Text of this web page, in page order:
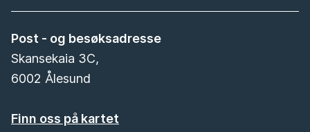
Post - og besøksadresse
Skansekaia 3C,
6002 Ålesund
Finn oss på kartet